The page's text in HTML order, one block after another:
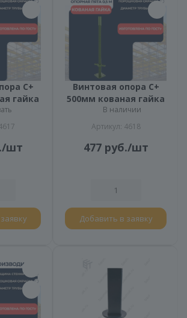
С+
гайка
/шт
Винтовая опора С+
500мм кованая гайка
В наличии
Артикул: 4618
477руб./шт
Добавить в заявку